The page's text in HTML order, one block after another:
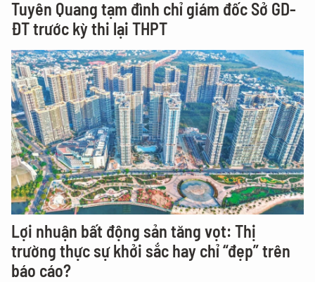
Tuyên Quang tạm đình chỉ giám đốc Sở GD-
ĐT trước kỳ thi lại THPT
Lợi nhuận bất động sản tăng vọt: Thị
trường thực sự khởi sắc hay chỉ “đẹp” trên
báo cáo?